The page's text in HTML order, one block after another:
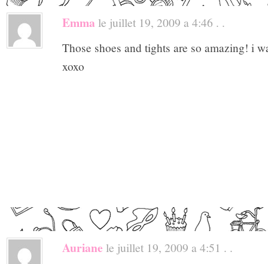
Emma le juillet 19, 2009 a 4:46 . .
Those shoes and tights are so amazing! i
xoxo
Auriane le juillet 19, 2009 a 4:51 . .